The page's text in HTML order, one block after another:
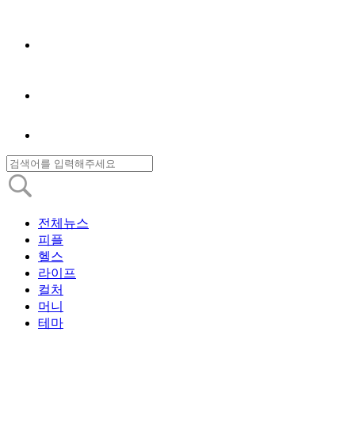
전체뉴스
피플
헬스
라이프
컬처
머니
테마